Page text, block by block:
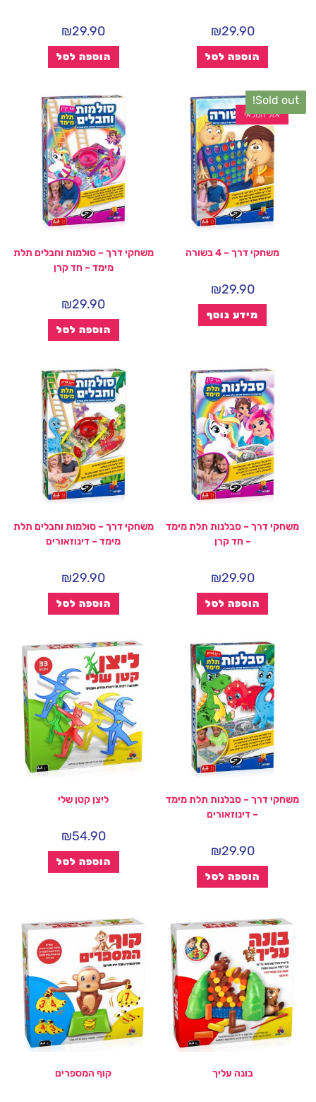
₪29.90
הוספה לסל
₪29.90
הוספה לסל
Sold out!
אזל המלאי
משחקי דרך – 4 בשורה
₪29.90
מידע נוסף
משחקי דרך – סולמות וחבלים תלת
מימד – חד קרן
₪29.90
הוספה לסל
משחקי דרך – סבלנות תלת מימד
– חד קרן
₪29.90
הוספה לסל
משחקי דרך – סולמות וחבלים תלת
מימד – דינוזאורים
₪29.90
הוספה לסל
משחקי דרך – סבלנות תלת מימד
– דינוזאורים
₪29.90
הוספה לסל
ליצן קטן שלי
₪54.90
הוספה לסל
בונה עליך קוף המספרים